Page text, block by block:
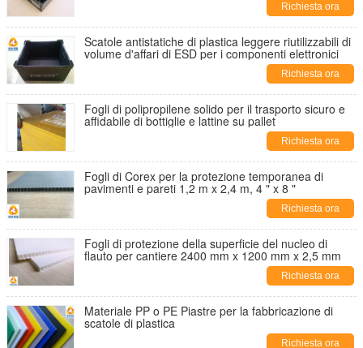
Richiesta ora
Scatole antistatiche di plastica leggere riutilizzabili di
volume d'affari di ESD per i componenti elettronici
Richiesta ora
Fogli di polipropilene solido per il trasporto sicuro e
affidabile di bottiglie e lattine su pallet
Richiesta ora
Fogli di Corex per la protezione temporanea di
pavimenti e pareti 1,2 m x 2,4 m, 4 " x 8 "
Richiesta ora
Fogli di protezione della superficie del nucleo di
flauto per cantiere 2400 mm x 1200 mm x 2,5 mm
Richiesta ora
Materiale PP o PE Piastre per la fabbricazione di
scatole di plastica
Richiesta ora